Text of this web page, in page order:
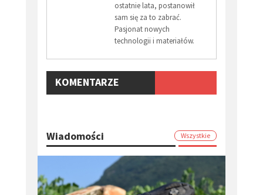
ostatnie lata, postanowił
sam się za to zabrać.
Pasjonat nowych
technologii i materiałów.
KOMENTARZE
Wiadomości Wszystkie